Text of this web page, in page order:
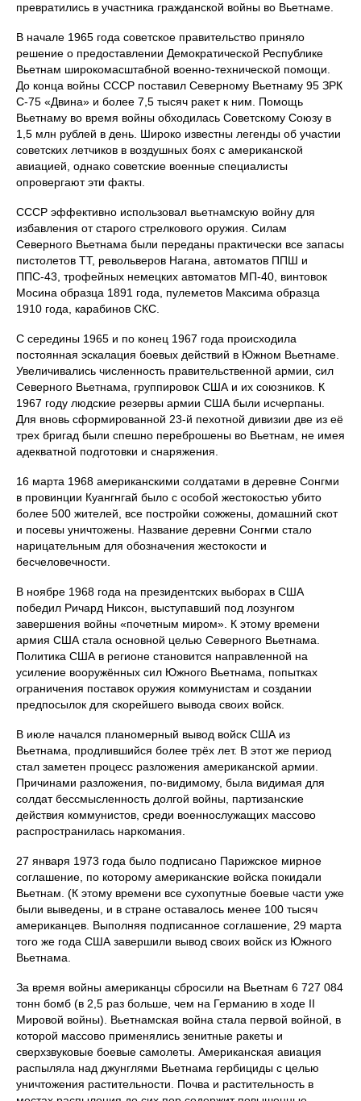
превратились в участника гражданской войны во Вьетнаме.
В начале 1965 года советское правительство приняло
решение о предоставлении Демократической Республике
Вьетнам широкомасштабной военно-технической помощи.
До конца войны СССР поставил Северному Вьетнаму 95 ЗРК
С-75 «Двина» и более 7,5 тысяч ракет к ним. Помощь
Вьетнаму во время войны обходилась Советскому Союзу в
1,5 млн рублей в день. Широко известны легенды об участии
советских летчиков в воздушных боях с американской
авиацией, однако советские военные специалисты
опровергают эти факты.
СССР эффективно использовал вьетнамскую войну для
избавления от старого стрелкового оружия. Силам
Северного Вьетнама были переданы практически все запасы
пистолетов ТТ, револьверов Нагана, автоматов ППШ и
ППС-43, трофейных немецких автоматов МП-40, винтовок
Мосина образца 1891 года, пулеметов Максима образца
1910 года, карабинов СКС.
С середины 1965 и по конец 1967 года происходила
постоянная эскалация боевых действий в Южном Вьетнаме.
Увеличивались численность правительственной армии, сил
Северного Вьетнама, группировок США и их союзников. К
1967 году людские резервы армии США были исчерпаны.
Для вновь сформированной 23-й пехотной дивизии две из её
трех бригад были спешно переброшены во Вьетнам, не имея
адекватной подготовки и снаряжения.
16 марта 1968 американскими солдатами в деревне Сонгми
в провинции Куангнгай было с особой жестокостью убито
более 500 жителей, все постройки сожжены, домашний скот
и посевы уничтожены. Название деревни Сонгми стало
нарицательным для обозначения жестокости и
бесчеловечности.
В ноябре 1968 года на президентских выборах в США
победил Ричард Никсон, выступавший под лозунгом
завершения войны «почетным миром». К этому времени
армия США стала основной целью Северного Вьетнама.
Политика США в регионе становится направленной на
усиление вооружённых сил Южного Вьетнама, попытках
ограничения поставок оружия коммунистам и создании
предпосылок для скорейшего вывода своих войск.
В июле начался планомерный вывод войск США из
Вьетнама, продлившийся более трёх лет. В этот же период
стал заметен процесс разложения американской армии.
Причинами разложения, по-видимому, была видимая для
солдат бессмысленность долгой войны, партизанские
действия коммунистов, среди военнослужащих массово
распространилась наркомания.
27 января 1973 года было подписано Парижское мирное
соглашение, по которому американские войска покидали
Вьетнам. (К этому времени все сухопутные боевые части уже
были выведены, и в стране оставалось менее 100 тысяч
американцев. Выполняя подписанное соглашение, 29 марта
того же года США завершили вывод своих войск из Южного
Вьетнама.
За время войны американцы сбросили на Вьетнам 6 727 084
тонн бомб (в 2,5 раз больше, чем на Германию в ходе II
Мировой войны). Вьетнамская война стала первой войной, в
которой массово применялись зенитные ракеты и
сверхзвуковые боевые самолеты. Американская авиация
распыляла над джунглями Вьетнама гербициды с целью
уничтожения растительности. Почва и растительность в